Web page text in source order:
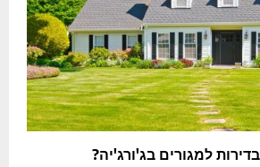
למגורים בג'ורג'יה?